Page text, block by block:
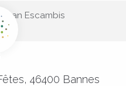
Escambis
46400 Bannes